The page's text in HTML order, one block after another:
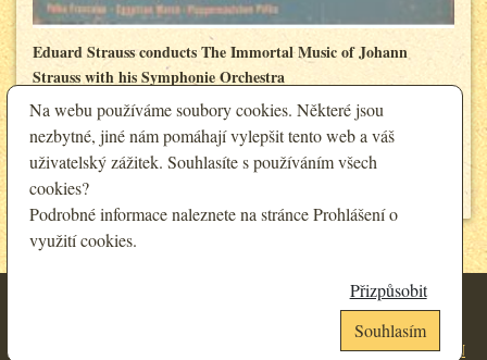
Eduard Strauss conducts The Immortal Music of Johann
Strauss with his Symphonie Orchestra
Cena:
Sleva pro registrované:
1 >
|Prohlášení o
, webhosting:CEBIN
Na webu používáme soubory cookies. Některé jsou
nezbytné, jiné nám pomáhají vylepšit tento web a váš
uživatelský zážitek. Souhlasíte s používáním všech
cookies?
Podrobné informace naleznete na stránceProhlášení o
využití cookies.
Přizpůsobit
Souhlasím